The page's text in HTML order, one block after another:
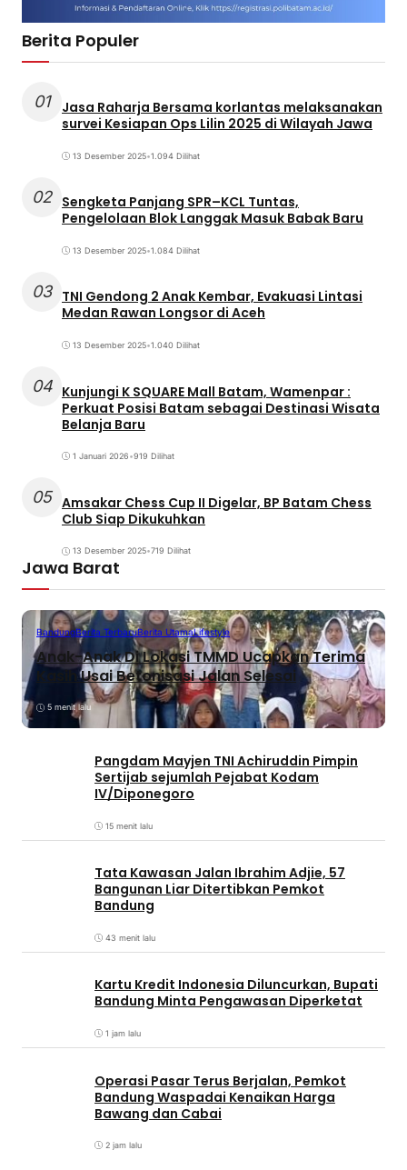
Berita Populer
01
Jasa Raharja Bersama korlantas melaksanakan
survei Kesiapan Ops Lilin 2025 di Wilayah Jawa
13 Desember 2025•1.094 Dilihat
02 Sengketa Panjang SPR–KCL Tuntas,
Pengelolaan Blok Langgak Masuk Babak Baru
13 Desember 2025•1.084 Dilihat
03 TNI Gendong 2 Anak Kembar, Evakuasi Lintasi
Medan Rawan Longsor di Aceh
13 Desember 2025•1.040 Dilihat
04 Kunjungi K SQUARE Mall Batam, Wamenpar :
Perkuat Posisi Batam sebagai Destinasi Wisata
Belanja Baru
1 Januari 2026•919 Dilihat
05 Amsakar Chess Cup II Digelar, BP Batam Chess
Club Siap Dikukuhkan
13 Desember 2025•719 Dilihat
Jawa Barat
BandungBerita TerbaruBerita UtamaLifestyle
Anak-Anak Di Lokasi TMMD Ucapkan Terima
Kasih Usai Betonisasi Jalan Selesai
5 menit lalu
Pangdam Mayjen TNI Achiruddin Pimpin
Sertijab sejumlah Pejabat Kodam
IV/Diponegoro
15 menit lalu
Tata Kawasan Jalan Ibrahim Adjie, 57
Bangunan Liar Ditertibkan Pemkot
Bandung
43 menit lalu
Kartu Kredit Indonesia Diluncurkan, Bupati
Bandung Minta Pengawasan Diperketat
1 jam lalu
Operasi Pasar Terus Berjalan, Pemkot
Bandung Waspadai Kenaikan Harga
Bawang dan Cabai
2 jam lalu